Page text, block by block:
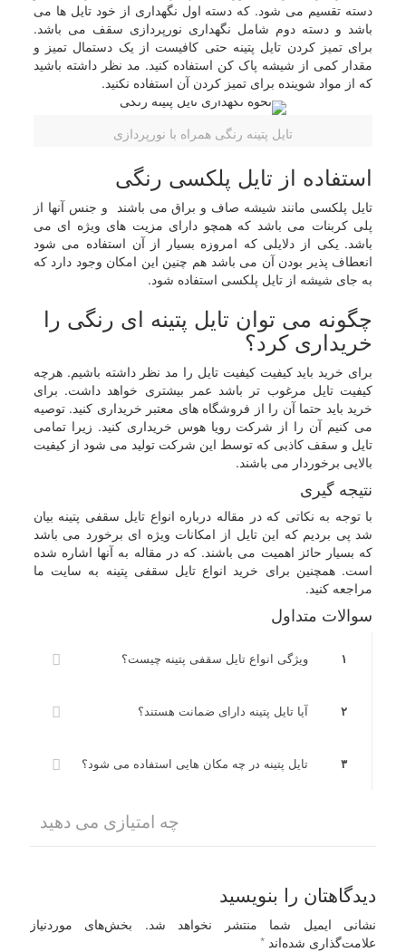
دسته تقسیم می شود. که دسته اول نگهداری از خود تایل ها می
باشد و دسته دوم شامل نگهداری نورپردازی سقف می باشد.
برای تمیز کردن تایل پتینه حتی کافیست از یک دستمال تمیز و
مقدار کمی از شیشه پاک کن استفاده کنید. مد نظر داشته باشید
که از مواد شوینده برای تمیز کردن آن استفاده نکنید.
تایل پتینه رنگی همراه با نورپردازی
استفاده از تایل پلکسی رنگی
تایل پلکسی مانند شیشه صاف و براق می باشند و جنس آنها از
پلی کربنات می باشد که همچو دارای مزیت های ویژه ای می
باشد. یکی از دلایلی که امروزه بسیار از آن استفاده می شود
انعطاف پذیر بودن آن می باشد هم چنین این امکان وجود دارد که
به جای شیشه از تایل پلکسی استفاده شود.
چگونه می توان تایل پتینه ای رنگی را
خریداری کرد؟
برای خرید باید کیفیت کیفیت تایل را مد نظر داشته باشیم. هرچه
کیفیت تایل مرغوب تر باشد عمر بیشتری خواهد داشت. برای
خرید باید حتما آن را از فروشگاه های معتبر خریداری کنید. توصیه
می کنیم آن را از شرکت رویا هوس خریداری کنید. زیرا تمامی
تایل و سقف کاذبی که توسط این شرکت تولید می شود از کیفیت
بالایی برخوردار می باشند.
نتیجه گیری
با توجه به نکاتی که در مقاله درباره انواع تایل سقفی پتینه بیان
شد پی بردیم که این تایل از امکانات ویژه ای برخورد می باشد
که بسیار حائز اهمیت می باشند. که در مقاله به آنها اشاره شده
است. همچنین برای خرید انواع تایل سقفی پتینه به سایت ما
مراجعه کنید.
سوالات متداول
۱ ویژگی انواع تایل سقفی پتینه چیست؟
۲ آیا تایل پتینه دارای ضمانت هستند؟
۳ تایل پتینه در چه مکان هایی استفاده می شود؟
چه امتیازی می دهید
دیدگاهتان را بنویسید
نشانی ایمیل شما منتشر نخواهد شد.
بخش‌های موردنیاز
علامت‌گذاری شده‌اند *